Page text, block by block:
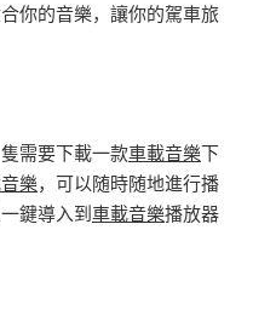
你的音樂，讓你的駕車旅
需要下載一款車載音樂下
樂，可以随時随地進行播
鍵導入到車載音樂播放器